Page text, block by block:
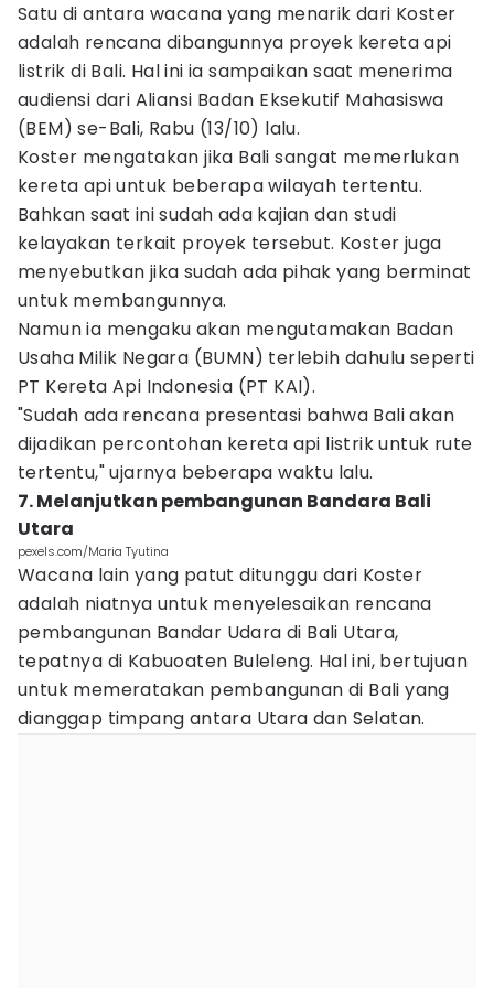
Satu di antara wacana yang menarik dari Koster
adalah rencana dibangunnya proyek kereta api
listrik di Bali. Hal ini ia sampaikan saat menerima
audiensi dari Aliansi Badan Eksekutif Mahasiswa
(BEM) se-Bali, Rabu (13/10) lalu.
Koster mengatakan jika Bali sangat memerlukan
kereta api untuk beberapa wilayah tertentu.
Bahkan saat ini sudah ada kajian dan studi
kelayakan terkait proyek tersebut. Koster juga
menyebutkan jika sudah ada pihak yang berminat
untuk membangunnya.
Namun ia mengaku akan mengutamakan Badan
Usaha Milik Negara (BUMN) terlebih dahulu seperti
PT Kereta Api Indonesia (PT KAI).
"Sudah ada rencana presentasi bahwa Bali akan
dijadikan percontohan kereta api listrik untuk rute
tertentu," ujarnya beberapa waktu lalu.
7. Melanjutkan pembangunan Bandara Bali
Utara
pexels.com/Maria Tyutina
Wacana lain yang patut ditunggu dari Koster
adalah niatnya untuk menyelesaikan rencana
pembangunan Bandar Udara di Bali Utara,
tepatnya di Kabuoaten Buleleng. Hal ini, bertujuan
untuk memeratakan pembangunan di Bali yang
dianggap timpang antara Utara dan Selatan.